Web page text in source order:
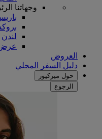
وجهاتنا
لندن
عرض
العروض
دليل السفر المحلي
حول ميركيور
الرجوع